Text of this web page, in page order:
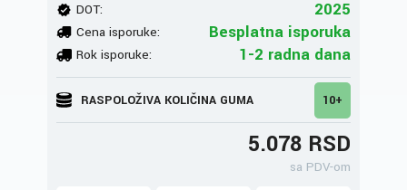
DOT: 2025
Cena isporuke: Besplatna isporuka
Rok isporuke: 1-2 radna dana
RASPOLOŽIVA KOLIČINA GUMA 10+
5.078 RSD
sa PDV-om